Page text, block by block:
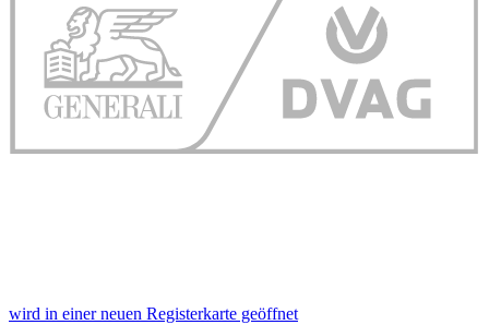
wird in einer neuen Registerkarte geöffnet